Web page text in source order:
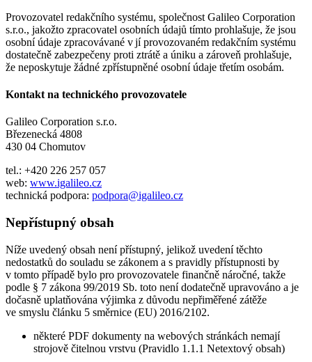
Provozovatel redakčního systému, společnost Galileo Corporation
s.r.o., jakožto zpracovatel osobních údajů tímto prohlašuje, že jsou
osobní údaje zpracovávané v jí provozovaném redakčním systému
dostatečně zabezpečeny proti ztrátě a úniku a zároveň prohlašuje,
že neposkytuje žádné zpřístupněné osobní údaje třetím osobám.
Kontakt na technického provozovatele
Galileo Corporation s.r.o.
Březenecká 4808
430 04 Chomutov
tel.: +420 226 257 057
web: www.igalileo.cz
technická podpora: podpora@igalileo.cz
Nepřístupný obsah
Níže uvedený obsah není přístupný, jelikož uvedení těchto
nedostatků do souladu se zákonem a s pravidly přístupnosti by
v tomto případě bylo pro provozovatele finančně náročné, takže
podle § 7 zákona 99/2019 Sb. toto není dodatečně upravováno a je
dočasně uplatňována výjimka z důvodu nepřiměřené zátěže
ve smyslu článku 5 směrnice (EU) 2016/2102.
některé PDF dokumenty na webových stránkách nemají
strojově čitelnou vrstvu (Pravidlo 1.1.1 Netextový obsah)